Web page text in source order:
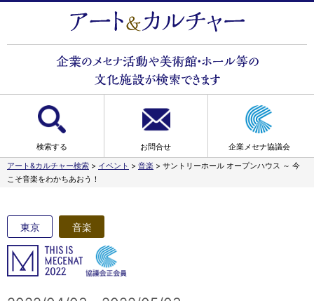
検索する お問合せ
企業メセナ協議会
アート&カルチャー検索 > イベント > 音楽 > サントリーホール オープンハウス ～ 今
こそ音楽をわかちあおう！
東京 音楽